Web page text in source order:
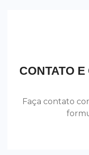
CONTATO
Faça contato